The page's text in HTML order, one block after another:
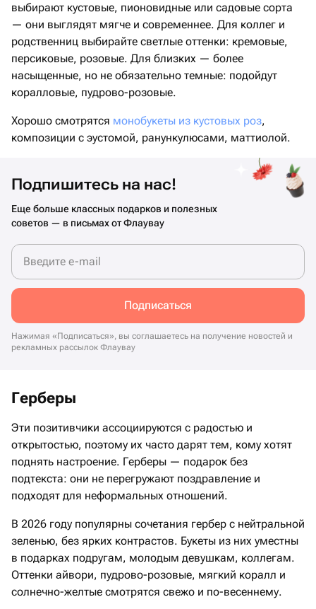
выбирают кустовые, пионовидные или садовые сорта
— они выглядят мягче и современнее. Для коллег и
родственниц выбирайте светлые оттенки: кремовые,
персиковые, розовые. Для близких — более
насыщенные, но не обязательно темные: подойдут
коралловые, пудрово-розовые.
Хорошо смотрятся монобукеты из кустовых роз,
композиции с эустомой, ранункулюсами, маттиолой.
Подпишитесь на нас!
Еще больше классных подарков и полезных
советов — в письмах от Флаувау
Введите e-mail
Подписаться
Нажимая «Подписаться», вы соглашаетесь на получение новостей и
рекламных рассылок Флаувау
Герберы
Эти позитивчики ассоциируются с радостью и
открытостью, поэтому их часто дарят тем, кому хотят
поднять настроение. Герберы — подарок без
подтекста: они не перегружают поздравление и
подходят для неформальных отношений.
В 2026 году популярны сочетания гербер с нейтральной
зеленью, без ярких контрастов. Букеты из них уместны
в подарках подругам, молодым девушкам, коллегам.
Оттенки айвори, пудрово-розовые, мягкий коралл и
солнечно-желтые смотрятся свежо и по-весеннему.